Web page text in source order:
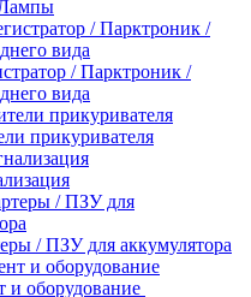
/ Парктроник /
вида
прикуривателя
/ ПЗУ для аккумулятора
и оборудование